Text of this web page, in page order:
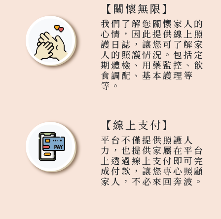
【關懷無限】
我們了解您關懷家人的
心情，因此提供線上照
護日誌，讓您可了解家
人的照護情況。包括定
期體檢、用藥監控、飲
食調配、基本護理等
等。
【線上支付】
平台不僅提供照護人
力，也提供家屬在平台
上透過線上支付即可完
成付款，讓您專心照顧
家人，不必來回奔波。